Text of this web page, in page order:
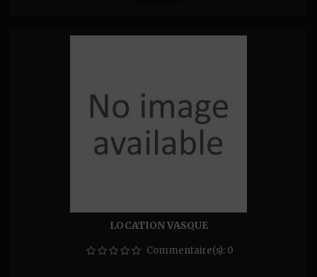
LOCATION VASQUE
Commentaire(s): 0